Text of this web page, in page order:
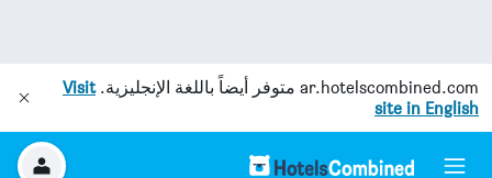
ar.hotelscombined.com متوفر أيضاً باللغة الإنجليزية.Visit
site in English